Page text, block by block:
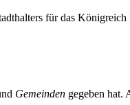
für das
Gemeinden gegeben hat.